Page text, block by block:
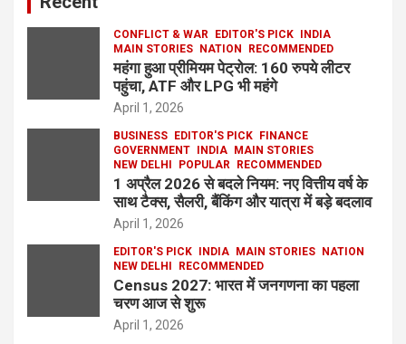
CONFLICT & WAR EDITOR'S PICK
INDIA
MAIN STORIES
NATION RECOMMENDED
महंगा हुआ प्रीमियम पेट्रोल: 160 रुपये लीटर
पहुंचा, ATF और LPG भी महंगे
April 1, 2026
BUSINESS EDITOR'S PICK
FINANCE
GOVERNMENT
INDIA
MAIN STORIES
NEW DELHI
POPULAR RECOMMENDED
1 अप्रैल 2026 से बदले नियम: नए वित्तीय वर्ष के
साथ टैक्स, सैलरी, बैंकिंग और यात्रा में बड़े बदलाव
April 1, 2026
EDITOR'S PICK INDIA MAIN STORIES
NATION
NEW DELHI
RECOMMENDED
Census 2027: भारत में जनगणना का पहला
चरण आज से शुरू
April 1, 2026